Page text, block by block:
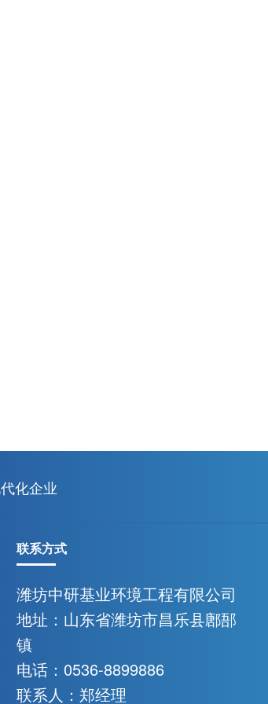
化企业
联系方式
潍坊中研基业环境工程有限公司
地址：山东省潍坊市昌乐县鄌郚
镇
电话：0536-8899886
联系人：郑经理